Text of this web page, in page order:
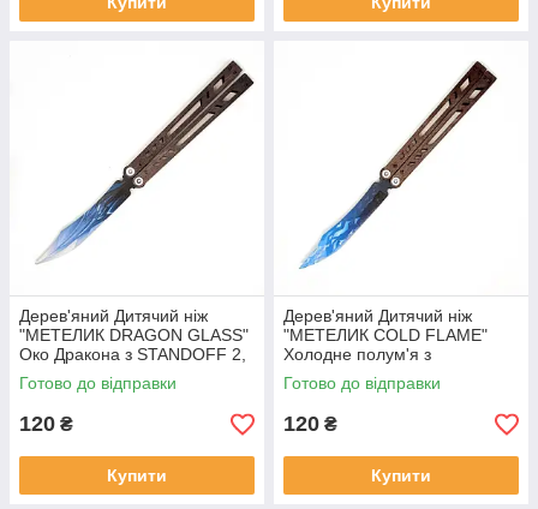
Дерев'яний Дитячий ніж
"МЕТЕЛИК DRAGON GLASS"
Око Дракона з STANDOFF 2,
іграшкова зброя
Готово до відправки
120 ₴
Купити
Дерев'яний Дитячий ніж
"МЕТЕЛИК COLD FLAME"
Холодне полум'я з
STANDOFF 2, іграшкова
зброя
Готово до відправки
120 ₴
Купити